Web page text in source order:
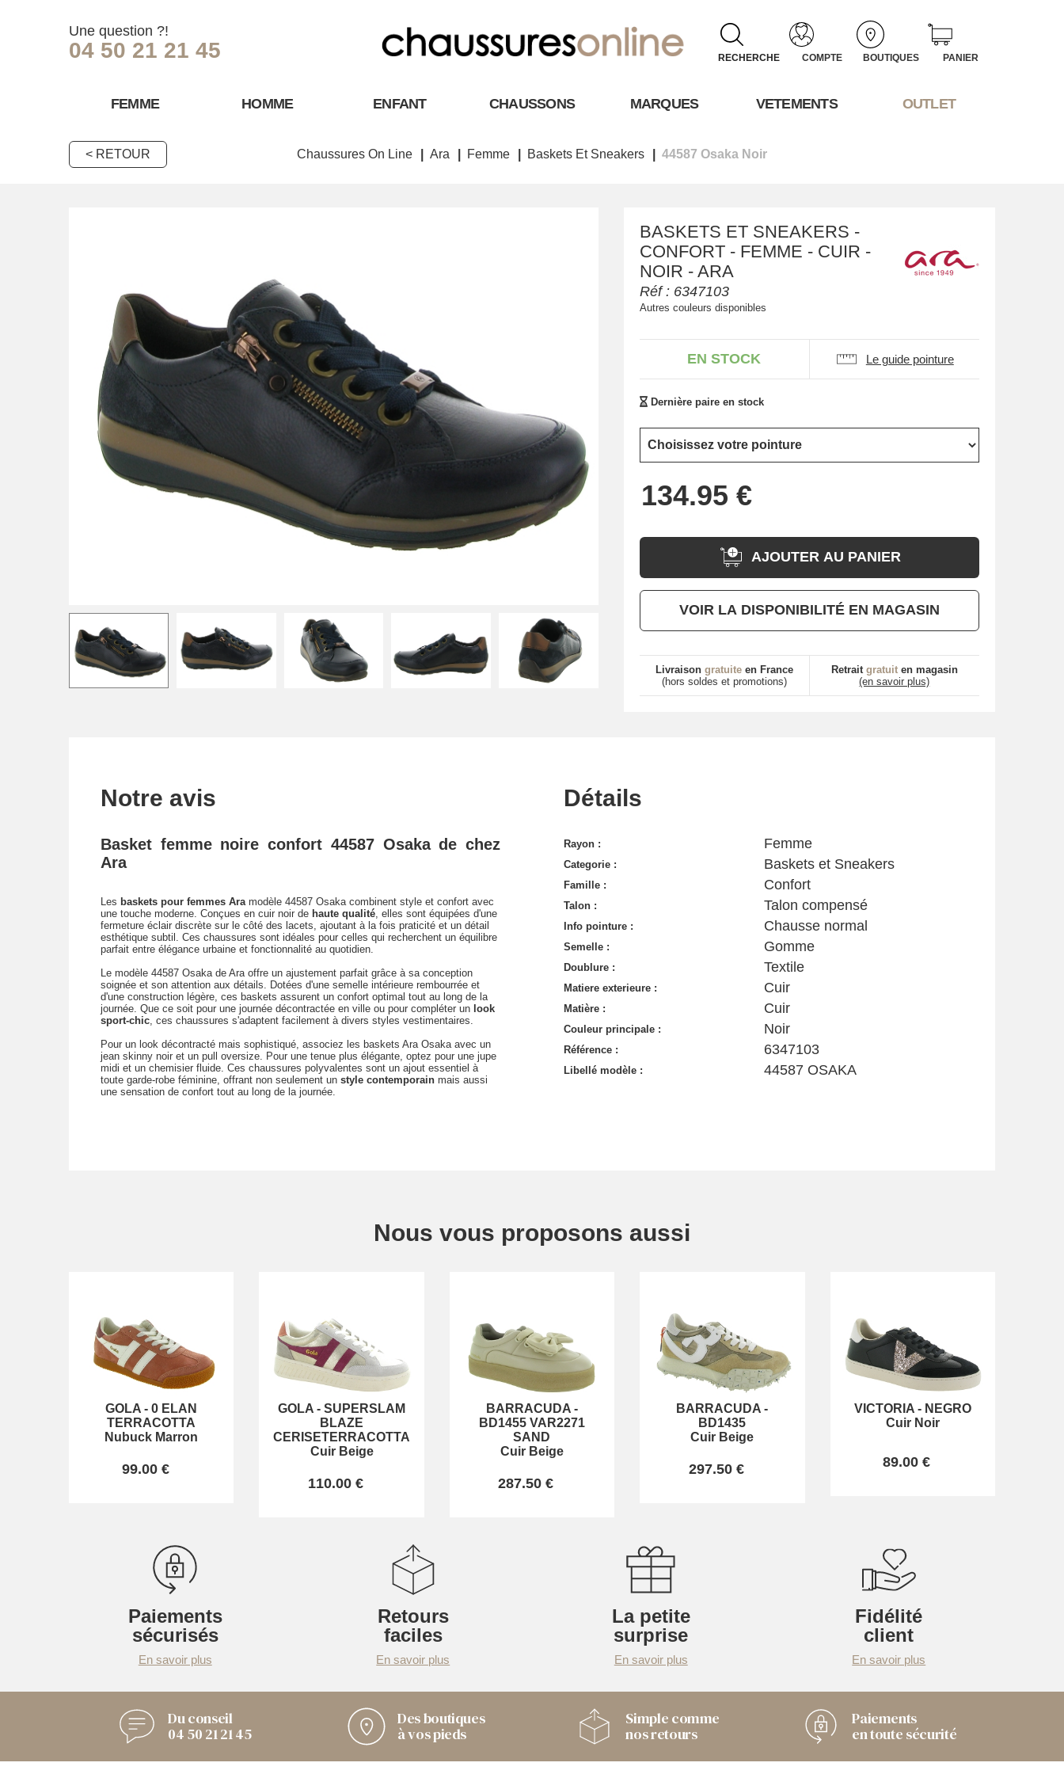
Une question ?!
04 50 21 21 45 RECHERCHE COMPTE BOUTIQUES PANIER
FEMME HOMME ENFANT CHAUSSONS MARQUES VETEMENTS OUTLET
< RETOUR Chaussures On Line Ara Femme Baskets Et Sneakers 44587 Osaka Noir
BASKETS ET SNEAKERS -
CONFORT - FEMME - CUIR -
NOIR - ARA
Réf : 6347103
Autres couleurs disponibles
EN STOCK Le guide pointure
Dernière paire en stock
AJOUTER AU PANIER
VOIR LA DISPONIBILITÉ EN MAGASIN
Livraison gratuiteen France
(hors soldes et promotions)
Retrait gratuiten magasin
(en savoir plus)
Notre avis
Basket femme noire confort 44587 Osaka de chez
Ara
Les baskets pour femmes Ara modèle 44587 Osaka combinent style et confort avec
une touche moderne. Conçues en cuir noir de haute qualité , elles sont équipées d'une
fermeture éclair discrète sur le côté des lacets, ajoutant à la fois praticité et un détail
esthétique subtil. Ces chaussures sont idéales pour celles qui recherchent un équilibre
parfait entre élégance urbaine et fonctionnalité au quotidien.
Le modèle 44587 Osaka de Ara offre un ajustement parfait grâce à sa conception
soignée et son attention aux détails. Dotées d'une semelle intérieure rembourrée et
d'une construction légère, ces baskets assurent un confort optimal tout au long de la
journée. Que ce soit pour une journée décontractée en ville ou pour compléter un look
sport-chic , ces chaussures s'adaptent facilement à divers styles vestimentaires.
Pour un look décontracté mais sophistiqué, associez les baskets Ara Osaka avec un
jean skinny noir et un pull oversize. Pour une tenue plus élégante, optez pour une jupe
midi et un chemisier fluide. Ces chaussures polyvalentes sont un ajout essentiel à
toute garde-robe féminine, offrant non seulement un style contemporain mais aussi
une sensation de confort tout au long de la journée.
Détails
Rayon : Femme
Categorie : Baskets et Sneakers
Famille : Confort
Talon : Talon compensé
Info pointure : Chausse normal
Semelle : Gomme
Doublure : Textile
Matiere exterieure : Cuir
Matière : Cuir
Couleur principale : Noir
Référence : 6347103
Libellé modèle : 44587 OSAKA
Nous vous proposons aussi
GOLA -0 ELAN
TERRACOTTA
Nubuck Marron
99.00 €
GOLA -SUPERSLAM
BLAZE
CERISETERRACOTTA
Cuir Beige
110.00 €
BARRACUDA-
BD1455 VAR2271
SAND
Cuir Beige
287.50 €
BARRACUDA -
BD1435
Cuir Beige
297.50 €
VICTORIA- NEGRO
Cuir Noir
89.00 €
Paiements
sécurisés
En savoir plus
Retours
faciles
En savoir plus
La petite
surprise
En savoir plus
Fidélité
client
En savoir plus
Du conseil
04 50 21 21 45
Des boutiques
à vos pieds
Simple comme
nos retours
Paiements
en toute sécurité